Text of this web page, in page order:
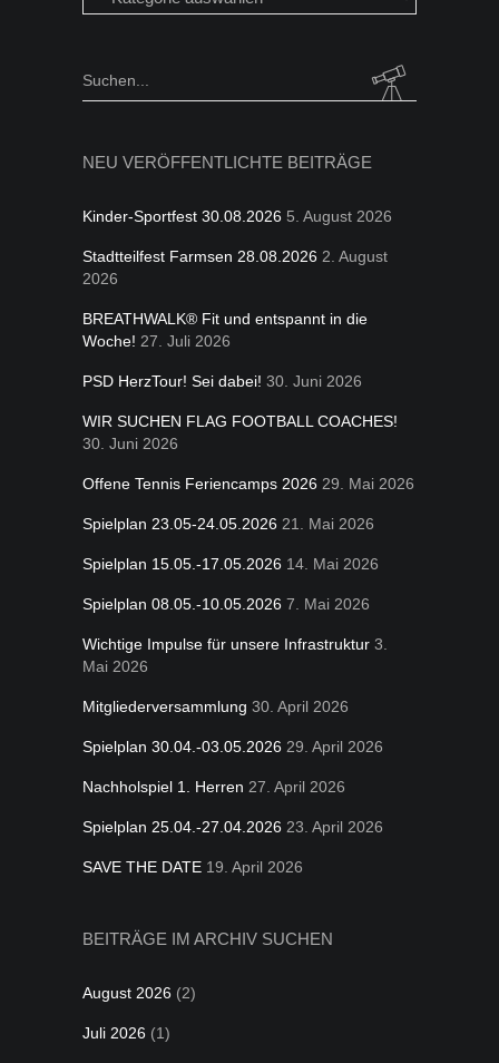
in
Kategorien
Search
NEU VERÖFFENTLICHTE BEITRÄGE
Kinder-Sportfest 30.08.2026 5. August 2026
Stadtteilfest Farmsen 28.08.2026 2. August
2026
BREATHWALK® Fit und entspannt in die
Woche! 27. Juli 2026
PSD HerzTour! Sei dabei! 30. Juni 2026
WIR SUCHEN FLAG FOOTBALL COACHES!
30. Juni 2026
Offene Tennis Feriencamps 2026 29. Mai 2026
Spielplan 23.05-24.05.2026 21. Mai 2026
Spielplan 15.05.-17.05.2026 14. Mai 2026
Spielplan 08.05.-10.05.2026 7. Mai 2026
Wichtige Impulse für unsere Infrastruktur 3.
Mai 2026
Mitgliederversammlung 30. April 2026
Spielplan 30.04.-03.05.2026 29. April 2026
Nachholspiel 1. Herren 27. April 2026
Spielplan 25.04.-27.04.2026 23. April 2026
SAVE THE DATE 19. April 2026
BEITRÄGE IM ARCHIV SUCHEN
August 2026 (2)
Juli 2026 (1)